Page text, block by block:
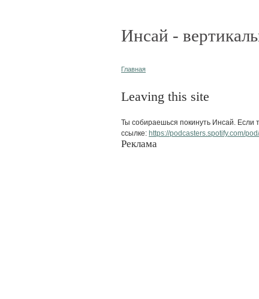
Инсай -
Главная
Leaving this site
Ты собираешься покинуть Инсай. Если
ссылке: https://podcasters.spotify.com/
Реклама